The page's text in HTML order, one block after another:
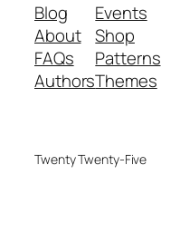
Blog
About
FAQs
Authors
Events
Shop
Patterns
Themes
Twenty Twenty-Five